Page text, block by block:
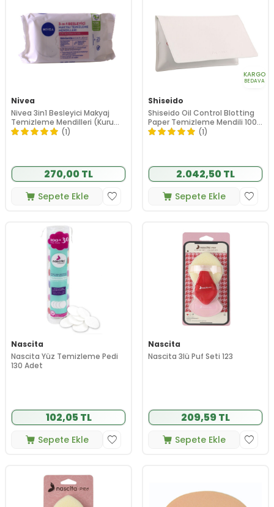
Nivea
Nivea 3in1 Besleyici Makyaj
Temizleme Mendilleri (Kuru
Hassas Ciltler) 25 Adet
(1)
270,00 TL
Sepete Ekle
KARGO
BEDAVA
Shiseido
Shiseido Oil Control Blotting
Paper Temizleme Mendili 100
Adet
(1)
2.042,50 TL
Sepete Ekle
Nascita
Nascita Yüz Temizleme Pedi
130 Adet
102,05 TL
Sepete Ekle
Nascita
Nascita 3lü Puf Seti 123
209,59 TL
Sepete Ekle